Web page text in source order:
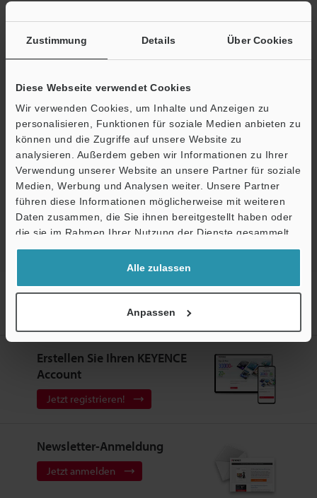
Zustimmung Details Über Cookies
Diese Webseite verwendet Cookies
Wir verwenden Cookies, um Inhalte und Anzeigen zu
personalisieren, Funktionen für soziale Medien anbieten zu
können und die Zugriffe auf unsere Website zu
analysieren. Außerdem geben wir Informationen zu Ihrer
Verwendung unserer Website an unsere Partner für soziale
Medien, Werbung und Analysen weiter. Unsere Partner
führen diese Informationen möglicherweise mit weiteren
Daten zusammen, die Sie ihnen bereitgestellt haben oder
die sie im Rahmen Ihrer Nutzung der Dienste gesammelt
haben.
Alle zulassen
Anpassen
Technische Leitfäden
Datenblatt (PDF)
Fragen
Terminwunsch
Testgerät anfordern
Lasersensoren
Startseite Produkte Sensoren Lasersensoren
CMOS-
Verbindungskabel, M8, gerade, 2 m, chemikalienbeständig
Erstellen Sie Ihren KEYENCE
Account
Jetzt registrieren!
Newsletter-Anmeldung
Jetzt anmelden
Support